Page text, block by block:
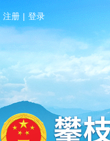
注册 | 登录